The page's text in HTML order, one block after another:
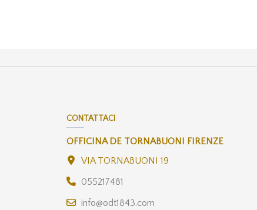
CONTATTACI
OFFICINA DE TORNABUONI FIRENZE
VIA TORNABUONI 19
055217481
info@odt1843.com